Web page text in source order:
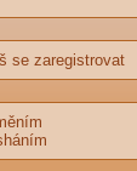
se zaregistrovat